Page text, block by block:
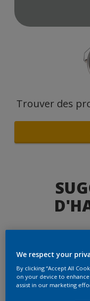
Trouver des
We respect your
By clicking “Accept All
on your device to enhance
assist in our marketing